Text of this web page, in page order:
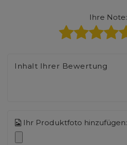
Ihre Note:
Inhalt Ihrer Bewertung
Ihr Produktfoto hinzufügen: